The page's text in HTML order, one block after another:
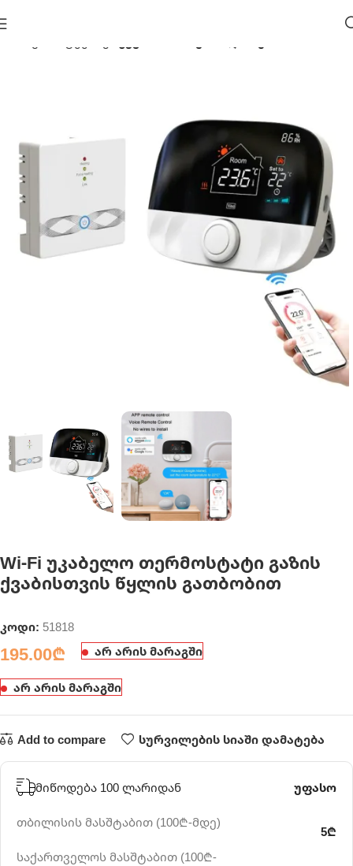
Wi-Fi უკაბელო თერმოსტატი გაზის
ქვაბისთვის წყლის გათბობით
კოდი: 51818
195.00₾ არ არის მარაგში
არ არის მარაგში
Add to compare სურვილების სიაში დამატება
მიწოდება 100 ლარიდან
თბილისის მასშტაბით (100₾-მდე)
საქართველოს მასშტაბით (100₾-
უფასო
5₾